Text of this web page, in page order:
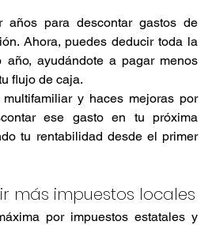
años para descontar gastos de
Ahora, puedes deducir toda la
ayudándote a pagar menos
flujo de caja.
y haces mejoras por
ese gasto en tu próxima
tu rentabilidad desde el primer
más impuestos locales
por impuestos estatales y